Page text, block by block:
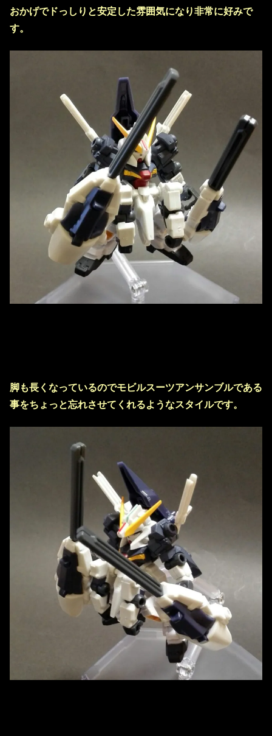
おかげでドっしりと安定した雰囲気になり非常に好みで
す。
脚も長くなっているのでモビルスーツアンサンブルである
事をちょっと忘れさせてくれるようなスタイルです。